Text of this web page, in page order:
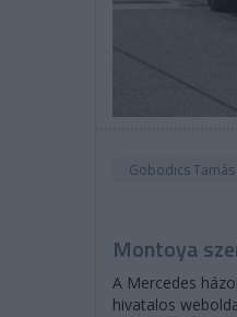
Gobodics Tamás
Montoya
A Mercedes
hivatalos